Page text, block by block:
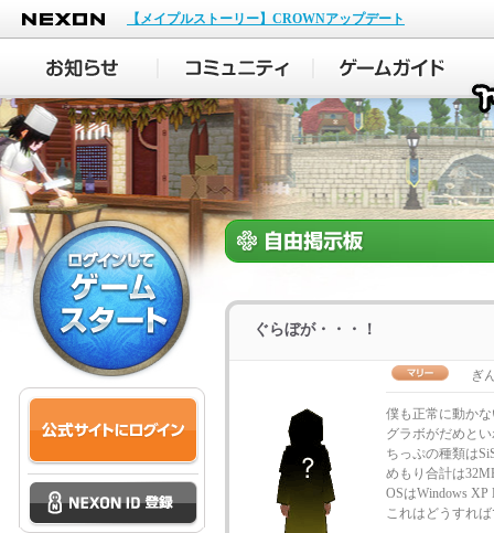
NEXON
【メイプルストーリー】CROWNアップデート
ぐらぼが・・・！
ぎ
僕も正常に動か
グラボがだめと
ちっぷの種類は
めもり合計は
OSはWindows XP
これはどうすれ